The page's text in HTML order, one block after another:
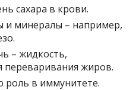
сахара в крови.
и минералы – например,
– жидкость,
переваривания жиров.
роль в иммунитете.